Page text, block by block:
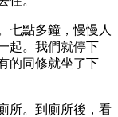
七點多鐘，慢慢人
起。我們就停下
的同修就坐了下
所。到廁所後，看